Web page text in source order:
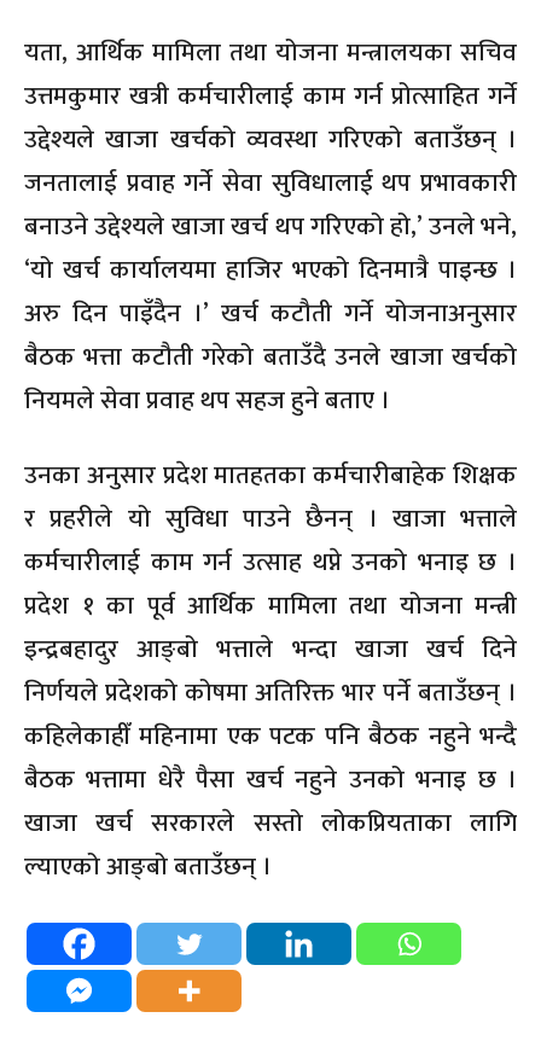
यता, आर्थिक मामिला तथा योजना मन्त्रालयका सचिव
उत्तमकुमार खत्री कर्मचारीलाई काम गर्न प्रोत्साहित गर्ने
उद्देश्यले खाजा खर्चको व्यवस्था गरिएको बताउँछन् ।
जनतालाई प्रवाह गर्ने सेवा सुविधालाई थप प्रभावकारी
बनाउने उद्देश्यले खाजा खर्च थप गरिएको हो,’ उनले भने,
‘यो खर्च कार्यालयमा हाजिर भएको दिनमात्रै पाइन्छ ।
अरु दिन पाइँदैन ।’ खर्च कटौती गर्ने योजनाअनुसार
बैठक भत्ता कटौती गरेको बताउँदै उनले खाजा खर्चको
नियमले सेवा प्रवाह थप सहज हुने बताए ।
उनका अनुसार प्रदेश मातहतका कर्मचारीबाहेक शिक्षक
र प्रहरीले यो सुविधा पाउने छैनन् । खाजा भत्ताले
कर्मचारीलाई काम गर्न उत्साह थप्ने उनको भनाइ छ ।
प्रदेश १ का पूर्व आर्थिक मामिला तथा योजना मन्त्री
इन्द्रबहादुर आङ्बो भत्ताले भन्दा खाजा खर्च दिने
निर्णयले प्रदेशको कोषमा अतिरिक्त भार पर्ने बताउँछन् ।
कहिलेकाहीँ महिनामा एक पटक पनि बैठक नहुने भन्दै
बैठक भत्तामा धेरै पैसा खर्च नहुने उनको भनाइ छ ।
खाजा खर्च सरकारले सस्तो लोकप्रियताका लागि
ल्याएको आङ्बो बताउँछन् ।